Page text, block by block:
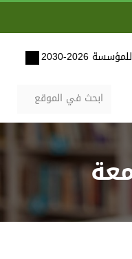
2026-2030